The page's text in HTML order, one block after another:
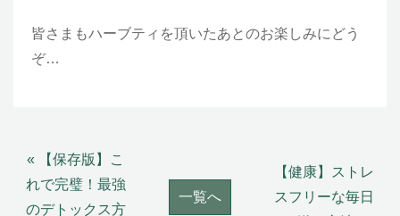
皆さまもハーブティを頂いたあとのお楽しみにどう
ぞ…
« 【保存版】こ
れで完璧！最強
のデトックス方
一覧へ
【健康】ストレ
スフリーな毎日